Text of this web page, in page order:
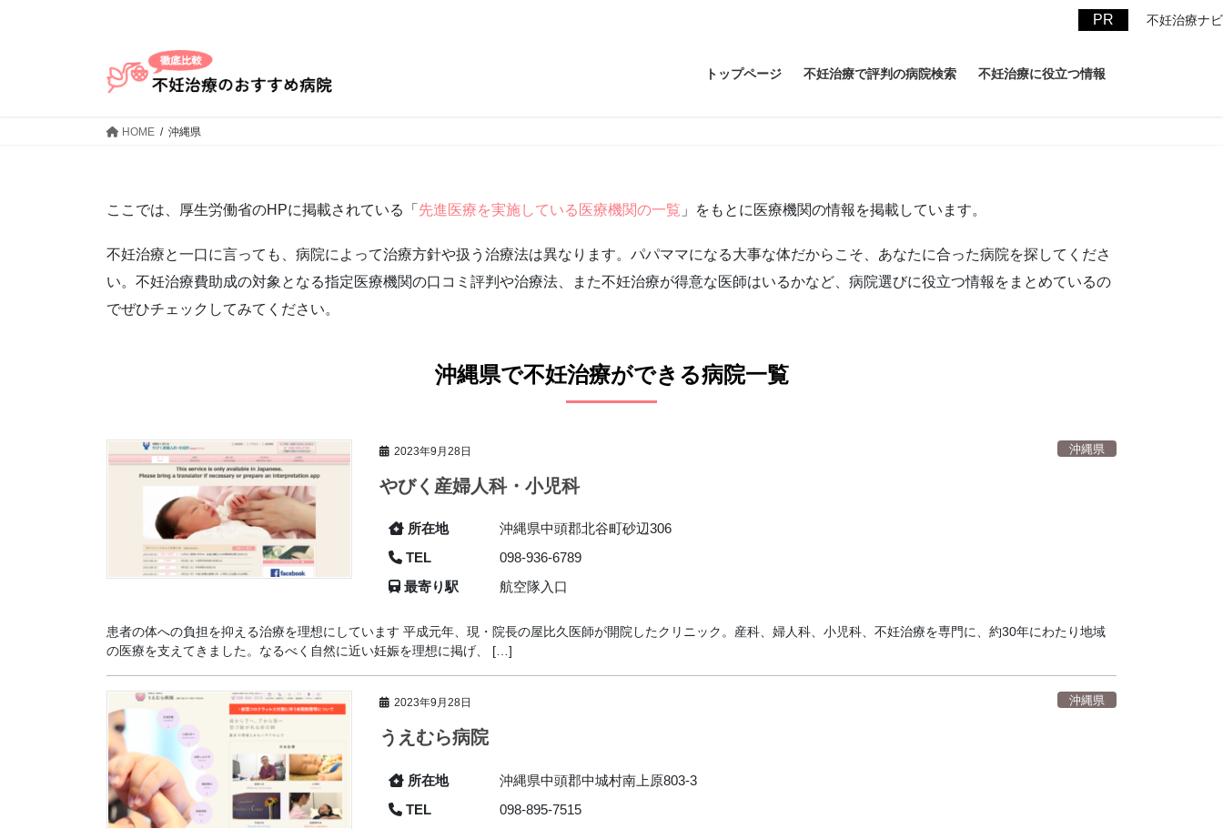
不妊治療ナビ
トップページ 不妊治療で評判の病院検索 不妊治療に役立つ情報
HOME 沖縄県
ここでは、厚生労働省のHPに掲載されている「 先進医療を実施している医療機関の一覧 」をもとに医療機関の情報を掲載しています。
不妊治療と一口に言っても、病院によって治療方針や扱う治療法は異なります。パパママになる大事な体だからこそ、あなたに合った病院を探してくださ
い。不妊治療費助成の対象となる指定医療機関の口コミ評判や治療法、また不妊治療が得意な医師はいるかなど、病院選びに役立つ情報をまとめているの
でぜひチェックしてみてください。
沖縄県で不妊治療ができる病院一覧
2023年9月28日 沖縄県
やびく産婦人科・小児科
所在地
沖縄県中頭郡北谷町砂辺306
TEL
098-936-6789
最寄り駅
航空隊入口
患者の体への負担を抑える治療を理想にしています 平成元年、現・院長の屋比久医師が開院したクリニック。産科、婦人科、小児科、不妊治療を専門に、約30年にわたり地域
の医療を支えてきました。なるべく自然に近い妊娠を理想に掲げ、 […]
2023年9月28日 沖縄県
うえむら病院
所在地
沖縄県中頭郡中城村南上原803-3
TEL
098-895-7515